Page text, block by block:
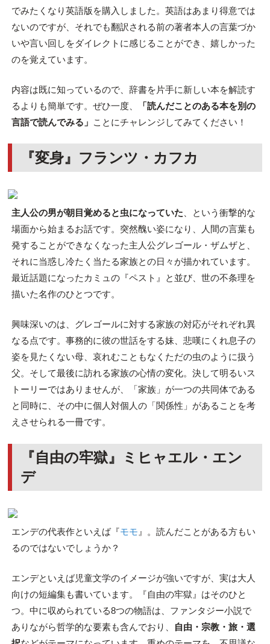
でみたくなり英語版を購入しました。英語はあまり得意では
ないのですが、それでも翻訳される前の著者本人の言葉づか
いや言い回しをダイレクトに感じることができ、嬉しかった
のを覚えています。
内容は既に知っているので、辞書を片手に新しい本を解読す
るよりも簡単です。ぜひ一度、
「読んだことのある本を別の
言語で読んでみる」 ことにチャレンジしてみてください！
『変身』フランツ・カフカ
主人公の男が朝目覚めると虫になっていた 、という衝撃的な
場面から始まるお話です。突然醜い姿になり、人間の言葉も
発することができなくなった主人公グレゴール・ザムザと、
それに当惑し冷たく当たる家族との日々が描かれています。
最近話題になったカミュの『ペスト』と並び、世の不条理を
描いた名作のひとつです。
興味深いのは、グレゴールに対する家族の対応がそれぞれ異
なる点です。事務的に彼の世話をする妹、悲嘆にくれ息子の
姿を見たくない母、哀れむこともなくただの虫のように扱う
父。そして最後に訪れる家族の心情の変化。決して明るいス
トーリーではありませんが、「家族」が一つの共同体である
と同時に、その中に個人対個人の「関係性」があることを考
えさせられる一冊です。
『自由の牢獄』ミヒャエル・エン
デ
エンデの代表作といえば『モモ』。読んだことがある方もい
るのではないでしょうか？
エンデといえば児童文学のイメージが強いですが、実は大人
向けの短編集も書いています。『自由の牢獄』はそのひと
つ。中に収められている8つの物語は、ファンタジー小説で
ありながら哲学的な要素も含んでおり、
自由・宗教・旅・選